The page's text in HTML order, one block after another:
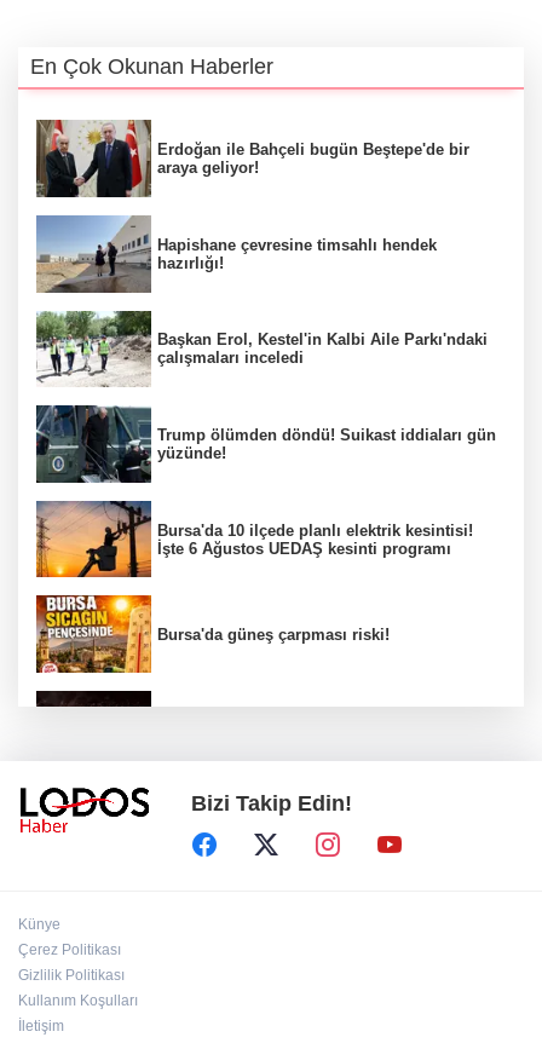
En Çok Okunan Haberler
Erdoğan ile Bahçeli bugün Beştepe'de bir
araya geliyor!
Hapishane çevresine timsahlı hendek
hazırlığı!
Başkan Erol, Kestel'in Kalbi Aile Parkı'ndaki
çalışmaları inceledi
Trump ölümden döndü! Suikast iddiaları gün
yüzünde!
Bursa'da 10 ilçede planlı elektrik kesintisi!
İşte 6 Ağustos UEDAŞ kesinti programı
Bursa'da güneş çarpması riski!
Erdoğan: Terör tehdidinden kalıcı olarak
kurtulacağız
Bizi Takip Edin!
Künye
Çerez Politikası
Gizlilik Politikası
Kullanım Koşulları
İletişim